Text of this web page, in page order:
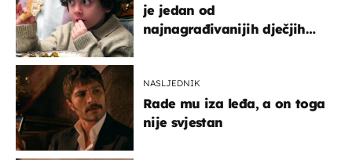
je jedan od
najnagrađivanijih dječjih
NASLJEDNIK
Rade mu iza leđa, a on toga
nije svjestan